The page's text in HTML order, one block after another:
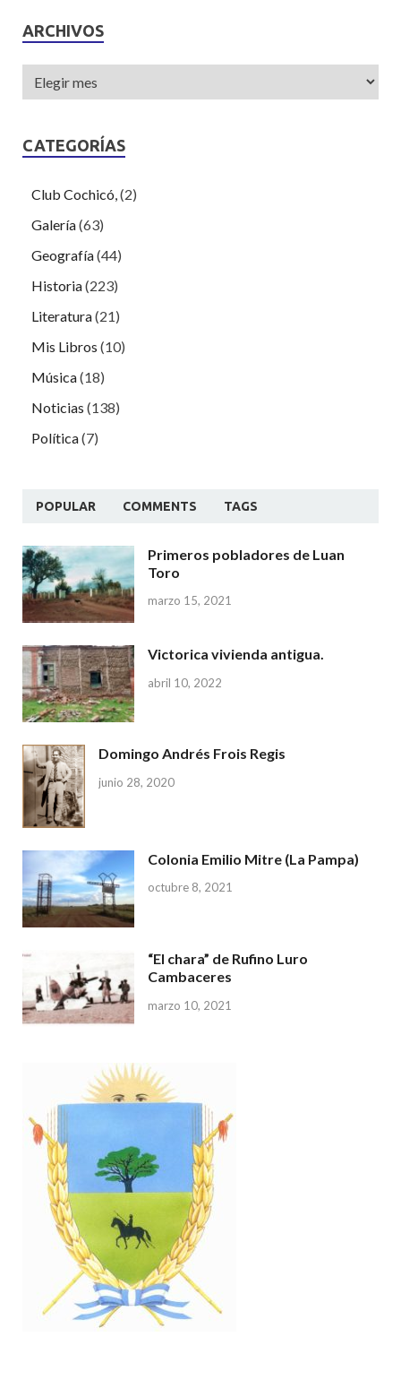
ARCHIVOS
CATEGORÍAS
Club Cochicó, (2)
Galería(63)
Geografía(44)
Historia(223)
Literatura(21)
Mis Libros (10)
Música(18)
Noticias (138)
Política(7)
POPULAR COMMENTS TAGS
Primeros pobladores de Luan
Toro
marzo 15, 2021
Victorica vivienda antigua.
abril 10, 2022
Domingo Andrés Frois Regis
junio 28, 2020
Colonia Emilio Mitre (La Pampa)
octubre 8, 2021
“El chara” de Rufino Luro
Cambaceres
marzo 10, 2021